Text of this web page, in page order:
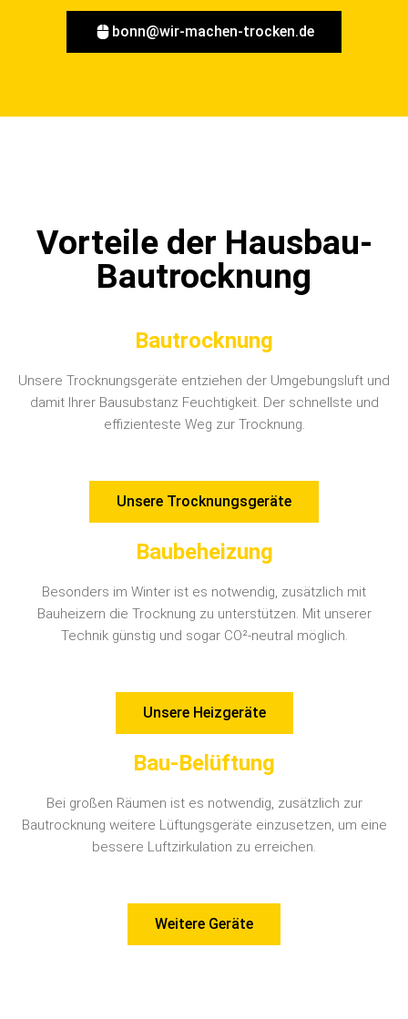
bonn@wir-machen-trocken.de
Vorteile der Hausbau-
Bautrocknung
Bautrocknung
Unsere Trocknungsgeräte entziehen der Umgebungsluft und
damit Ihrer Bausubstanz Feuchtigkeit. Der schnellste und
effizienteste Weg zur Trocknung.
Unsere Trocknungsgeräte
Baubeheizung
Besonders im Winter ist es notwendig, zusätzlich mit
Bauheizern die Trocknung zu unterstützen. Mit unserer
Technik günstig und sogar CO²-neutral möglich.
Unsere Heizgeräte
Bau-Belüftung
Bei großen Räumen ist es notwendig, zusätzlich zur
Bautrocknung weitere Lüftungsgeräte einzusetzen, um eine
bessere Luftzirkulation zu erreichen.
Weitere Geräte